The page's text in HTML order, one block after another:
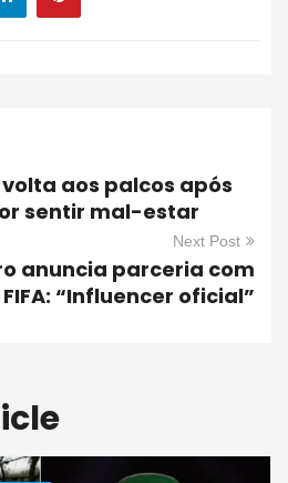
aos palcos após
sentir mal-estar
Next Post
anuncia parceria com
FIFA: “Influencer oficial”